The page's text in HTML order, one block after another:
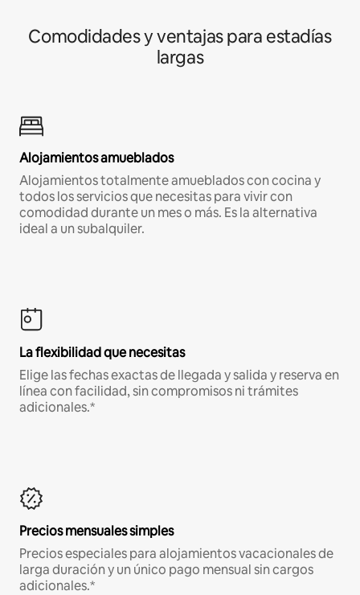
Comodidades y ventajas para estadías
largas
Alojamientos amueblados
Alojamientos totalmente amueblados con cocina y
todos los servicios que necesitas para vivir con
comodidad durante un mes o más. Es la alternativa
ideal a un subalquiler.
La flexibilidad que necesitas
Elige las fechas exactas de llegada y salida y reserva en
línea con facilidad, sin compromisos ni trámites
adicionales.*
Precios mensuales simples
Precios especiales para alojamientos vacacionales de
larga duración y un único pago mensual sin cargos
adicionales.*